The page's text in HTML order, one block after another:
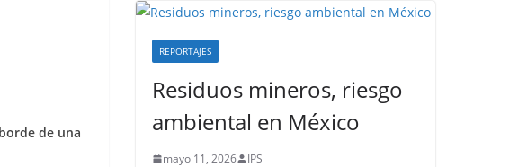
de una
REPORTAJES
Residuos mineros, riesgo
ambiental en México
mayo 11, 2026 IPS